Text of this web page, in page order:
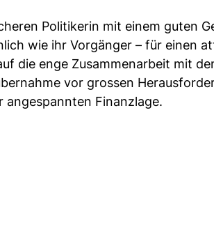
Politikerin mit einem guten
wie ihr Vorgänger – für einen
die enge Zusammenarbeit mit
vor grossen
angespannten Finanzlage.